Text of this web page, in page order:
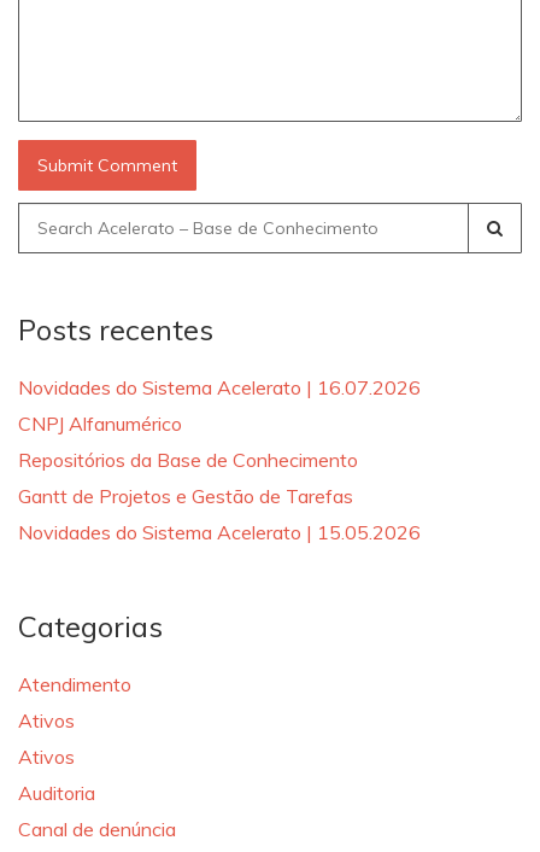
Search
for:
Posts recentes
Novidades do Sistema Acelerato | 16.07.2026
CNPJ Alfanumérico
Repositórios da Base de Conhecimento
Gantt de Projetos e Gestão de Tarefas
Novidades do Sistema Acelerato | 15.05.2026
Categorias
Atendimento
Ativos
Ativos
Auditoria
Canal de denúncia